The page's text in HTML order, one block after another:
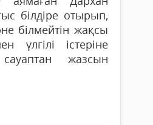
білдіре отырып,
білмейтін жақсы
үлгілі істеріне
жазсын